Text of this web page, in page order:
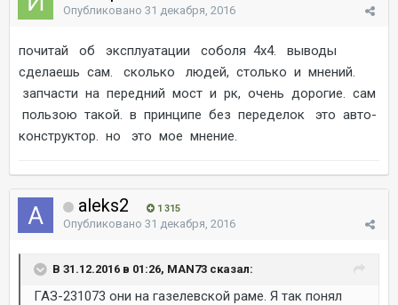
Опубликовано 31 декабря, 2016
почитай об эксплуатации соболя 4х4. выводы
сделаешь сам. сколько людей, столько и мнений.
запчасти на передний мост и рк, очень дорогие. сам
пользою такой. в принципе без переделок это авто-
конструктор. но это мое мнение.
aleks2 1 315
Опубликовано 31 декабря, 2016
В 31.12.2016 в 01:26, MAN73 сказал:
ГАЗ-231073 они на газелевской раме. Я так понял